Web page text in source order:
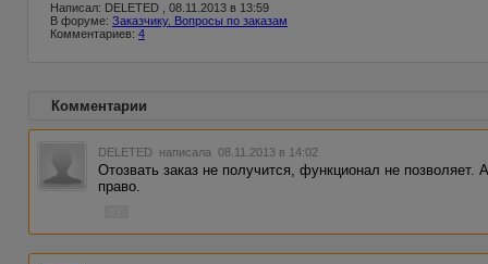
Написал: DELETED , 08.11.2013 в 13:59
В форуме: Заказчику. Вопросы по заказам
Комментариев: 4
Комментарии
DELETED написала 08.11.2013 в 14:02
Отозвать заказ не получится, функционал не позволяет.
право.